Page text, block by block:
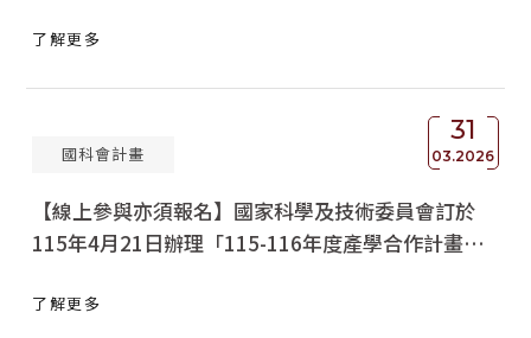
了解更多
31
03.2026
國科會計畫
【線上參與亦須報名】國家科學及技術委員會訂於
115年4月21日辦理「115-116年度產學合作計畫徵
名及轉知所屬參加，請查照。
了解更多